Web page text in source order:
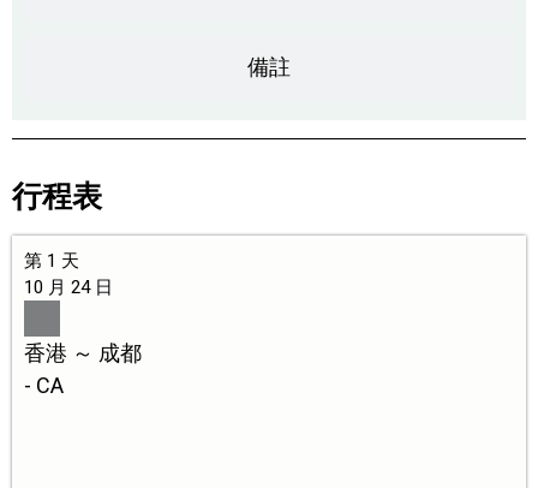
備註
行程表
第 1 天
10 月 24 日
香港 ～ 成都
- CA